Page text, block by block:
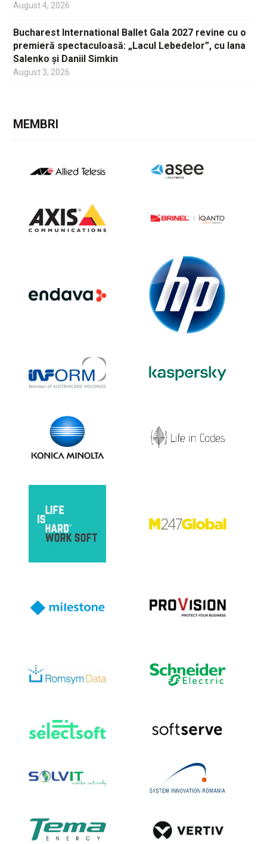
August 4, 2026
Bucharest International Ballet Gala 2027 revine cu o
premieră spectaculoasă: „Lacul Lebedelor”, cu Iana
Salenko și Daniil Simkin
August 3, 2026
MEMBRI